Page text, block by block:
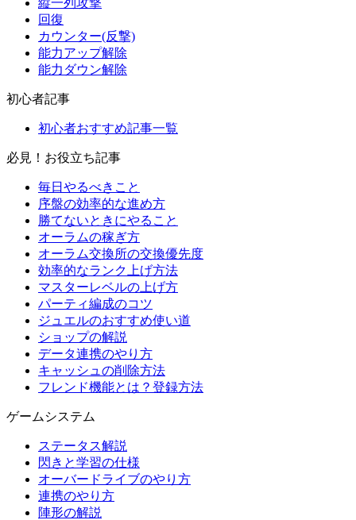
縦一列攻撃
回復
カウンター(反撃)
能力アップ解除
能力ダウン解除
初心者記事
初心者おすすめ記事一覧
必見！お役立ち記事
毎日やるべきこと
序盤の効率的な進め方
勝てないときにやること
オーラムの稼ぎ方
オーラム交換所の交換優先度
効率的なランク上げ方法
マスターレベルの上げ方
パーティ編成のコツ
ジュエルのおすすめ使い道
ショップの解説
データ連携のやり方
キャッシュの削除方法
フレンド機能とは？登録方法
ゲームシステム
ステータス解説
閃きと学習の仕様
オーバードライブのやり方
連携のやり方
陣形の解説